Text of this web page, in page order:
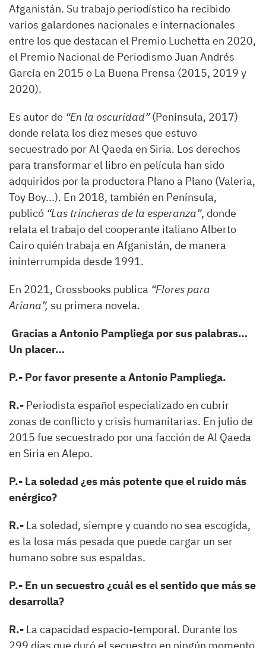
Afganistán. Su trabajo periodístico ha recibido
varios galardones nacionales e internacionales
entre los que destacan el Premio Luchetta en 2020,
el Premio Nacional de Periodismo Juan Andrés
García en 2015 o La Buena Prensa (2015, 2019 y
2020).
Es autor de “En la oscuridad”(Península, 2017)
donde relata los diez meses que estuvo
secuestrado por Al Qaeda en Siria. Los derechos
para transformar el libro en película han sido
adquiridos por la productora Plano a Plano (Valeria,
Toy Boy...). En 2018, también en Península,
publicó “Las trincheras de la esperanza”, donde
relata el trabajo del cooperante italiano Alberto
Cairo quién trabaja en Afganistán, de manera
ininterrumpida desde 1991.
En 2021, Crossbooks publica “Flores para
Ariana”, su primera novela.
Gracias a Antonio Pampliega por sus palabras…
Un placer…
P.- Por favor presente a Antonio Pampliega.
R.- Periodista español especializado en cubrir
zonas de conflicto y crisis humanitarias. En julio de
2015 fue secuestrado por una facción de Al Qaeda
en Siria en Alepo.
P.- La soledad ¿es más potente que el ruido más
enérgico?
R.- La soledad, siempre y cuando no sea escogida,
es la losa más pesada que puede cargar un ser
humano sobre sus espaldas.
P.- En un secuestro ¿cuál es el sentido que más se
desarrolla?
R.- La capacidad espacio-temporal. Durante los